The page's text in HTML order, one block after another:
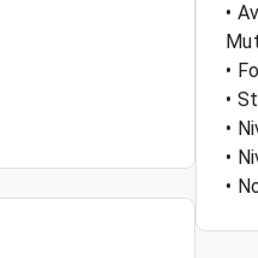
•
•
•
•
•
•